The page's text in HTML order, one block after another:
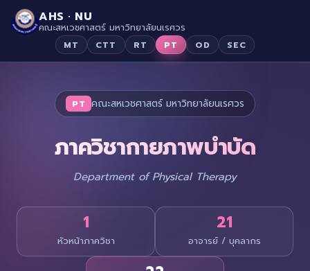
AHS · NU
คณะสหเวชศาสตร์ มหาวิทยาลัยนเรศวร
MT CTT RT PT OD SEC
PT คณะสหเวชศาสตร์ มหาวิทยาลัยนเรศวร
ภาควิชากายภาพบำบัด
Department of Physical Therapy
1
หัวหน้าภาควิชา
21
อาจารย์ / บุคลากร